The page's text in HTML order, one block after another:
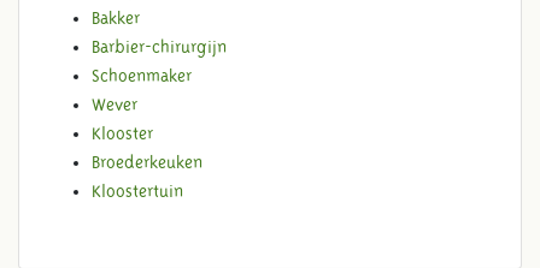
Bakker
Barbier-chirurgijn
Schoenmaker
Wever
Klooster
Broederkeuken
Kloostertuin